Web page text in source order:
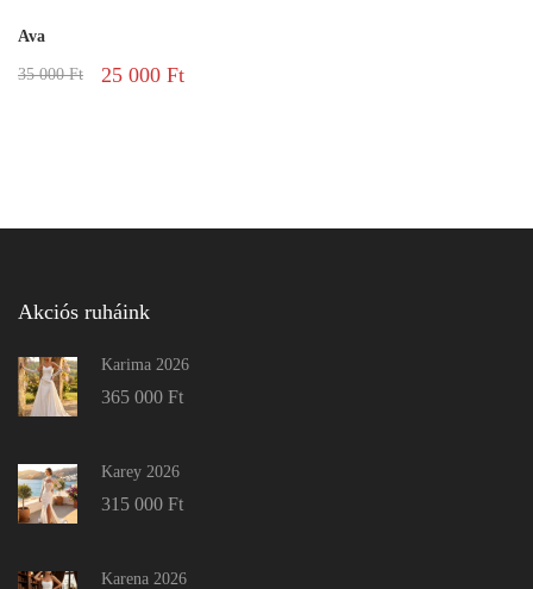
Ava
35 000Ft 25 000 Ft
Akciós ruháink
Karima 2026
365 000 Ft
Karey 2026
315 000 Ft
Karena 2026